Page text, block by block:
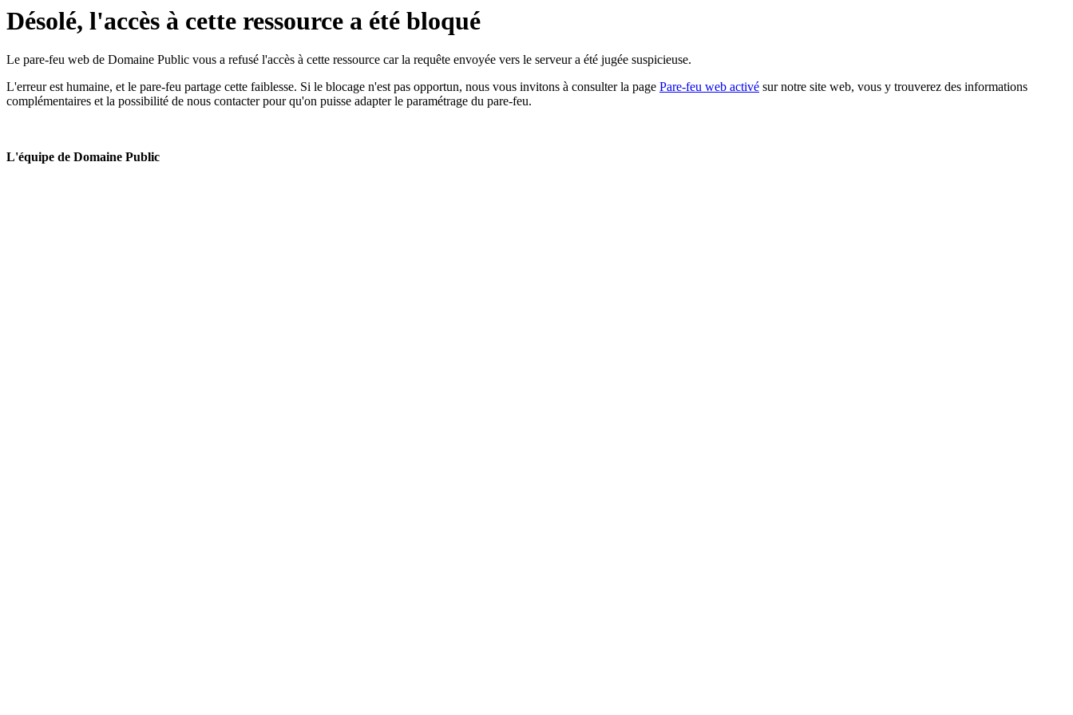
Désolé, l'accès à cette ressource a été bloqué
Le pare-feu web de Domaine Public vous a refusé l'accès à cette ressource car la requête envoyée vers le serveur a été jugée suspicieuse.
L'erreur est humaine, et le pare-feu partage cette faiblesse. Si le blocage n'est pas opportun, nous vous invitons à consulter la page Pare-feu web activé sur notre site web, vous y trouverez des informations
complémentaires et la possibilité de nous contacter pour qu'on puisse adapter le paramétrage du pare-feu.
L'équipe de Domaine Public